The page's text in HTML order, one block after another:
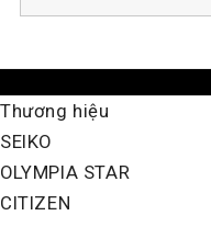
Thương hiệu
SEIKO
OLYMPIA STAR
CITIZEN